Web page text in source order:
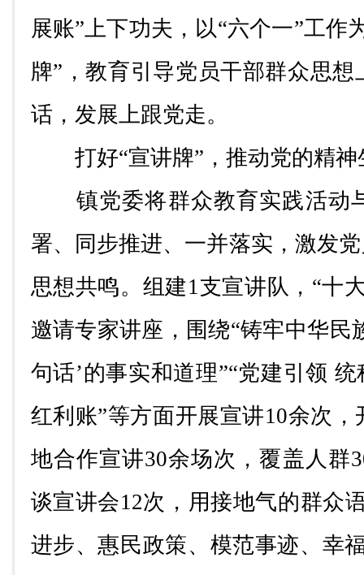
展账”上下功夫，以“六个一”工作
牌” ，教育引导党员干部群众思
话，发展上跟党走。
打好“宣讲牌” ，推动党的精
镇党委将群众教育实践活动
署、同步推进、一并落实，激发
思想共鸣。组建1支宣讲队， “十
邀请专家讲座，围绕“铸牢中华民
句话’的事实和道理”“党建引领 统
红利账”等方面开展宣讲10余次，
地合作宣讲30余场次，覆盖人群
谈宣讲会12次，用接地气的群众
进步、惠民政策、模范事迹、幸